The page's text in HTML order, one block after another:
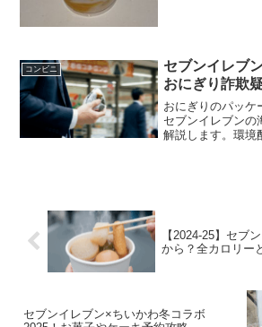
コンビニ
セブンイレブ
おにぎり詐欺
おにぎりのパッケ
セブンイレブンの
解説します。環境
【2024-25】セブ
から？全カロリー
セブンイレブン×ちいかわ冬コラボ